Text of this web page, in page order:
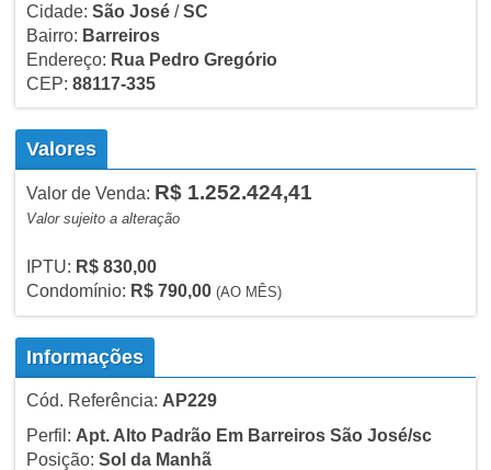
Cidade: São José/SC
Bairro: Barreiros
Endereço: Rua Pedro Gregório
CEP: 88117-335
Valores
Valor de Venda: R$ 1.252.424,41
Valor sujeito a alteração
IPTU: R$ 830,00
Condomínio: R$ 790,00 (AO MÊS)
Informações
Cód. Referência: AP229
Perfil: Apt. Alto Padrão Em Barreiros São José/sc
Posição: Sol da Manhã